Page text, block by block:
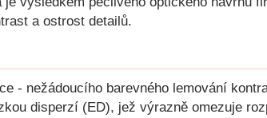
a ostrost detailů.
- nežádoucího barevného lemování
disperzí (ED), jež výrazně omezuje